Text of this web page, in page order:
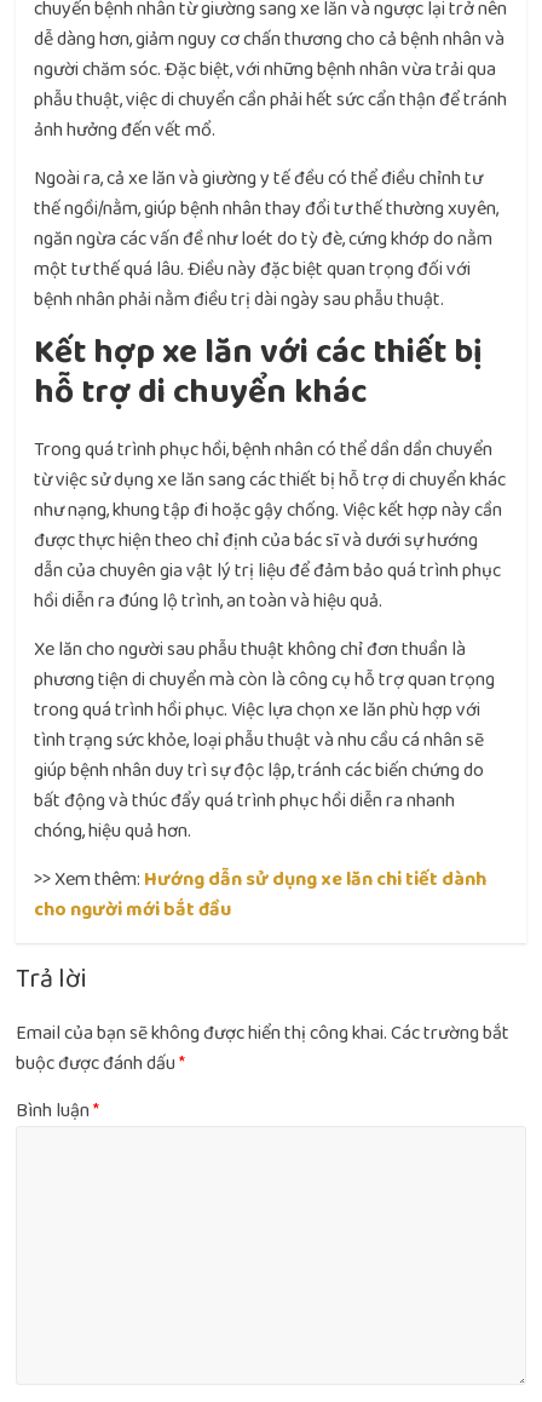
chuyển bệnh nhân từ giường sang xe lăn và ngược lại trở nên
dễ dàng hơn, giảm nguy cơ chấn thương cho cả bệnh nhân và
người chăm sóc. Đặc biệt, với những bệnh nhân vừa trải qua
phẫu thuật, việc di chuyển cần phải hết sức cẩn thận để tránh
ảnh hưởng đến vết mổ.
Ngoài ra, cả xe lăn và giường y tế đều có thể điều chỉnh tư
thế ngồi/nằm, giúp bệnh nhân thay đổi tư thế thường xuyên,
ngăn ngừa các vấn đề như loét do tỳ đè, cứng khớp do nằm
một tư thế quá lâu. Điều này đặc biệt quan trọng đối với
bệnh nhân phải nằm điều trị dài ngày sau phẫu thuật.
Kết hợp xe lăn với các thiết bị
hỗ trợ di chuyển khác
Trong quá trình phục hồi, bệnh nhân có thể dần dần chuyển
từ việc sử dụng xe lăn sang các thiết bị hỗ trợ di chuyển khác
như nạng, khung tập đi hoặc gậy chống. Việc kết hợp này cần
được thực hiện theo chỉ định của bác sĩ và dưới sự hướng
dẫn của chuyên gia vật lý trị liệu để đảm bảo quá trình phục
hồi diễn ra đúng lộ trình, an toàn và hiệu quả.
Xe lăn cho người sau phẫu thuật không chỉ đơn thuần là
phương tiện di chuyển mà còn là công cụ hỗ trợ quan trọng
trong quá trình hồi phục. Việc lựa chọn xe lăn phù hợp với
tình trạng sức khỏe, loại phẫu thuật và nhu cầu cá nhân sẽ
giúp bệnh nhân duy trì sự độc lập, tránh các biến chứng do
bất động và thúc đẩy quá trình phục hồi diễn ra nhanh
chóng, hiệu quả hơn.
>> Xem thêm: Hướng dẫn sử dụng xe lăn chi tiết dành
cho người mới bắt đầu
Trả lời
Email của bạn sẽ không được hiển thị công khai.Các trường bắt
buộc được đánh dấu*
Bình luận*